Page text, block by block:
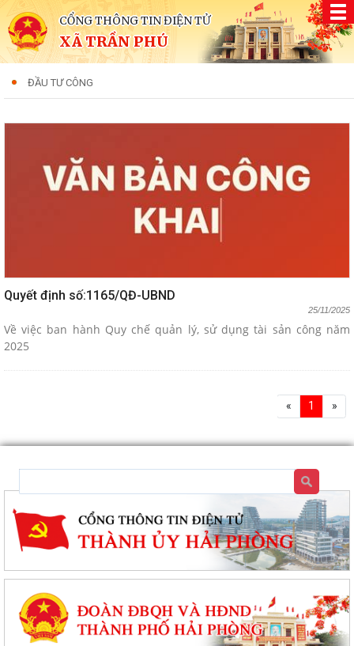
CỔNG THÔNG TIN ĐIỆN TỬ
XÃ TRẦN PHÚ
ĐẦU TƯ CÔNG
Quyết định số:1165/QĐ-UBND
25/11/2025
Về việc ban hành Quy chế quản lý, sử dụng tài sản công năm
2025
« 1 »